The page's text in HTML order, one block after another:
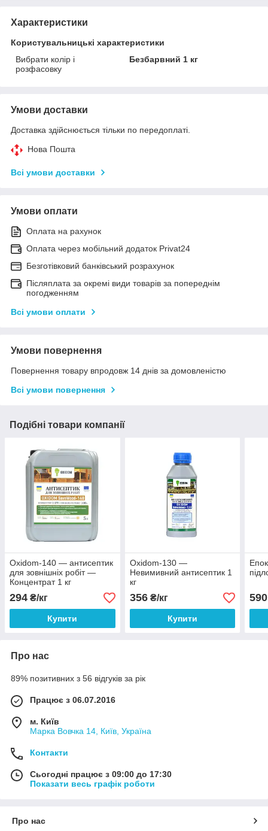
Характеристики
Користувальницькі характеристики
Вибрати колір і
розфасовку
Безбарвний 1 кг
Умови доставки
Доставка здійснюється тільки по передоплаті.
Нова Пошта
Всі умови доставки
Умови оплати
Оплата на рахунок
Оплата через мобільний додаток Privat24
Безготівковий банківський розрахунок
Післяплата за окремі види товарів за попереднім
погодженням
Всі умови оплати
Умови повернення
Повернення товару впродовж 14 днів за домовленістю
Всі умови повернення
Подібні товари компанії
Oxidom-140 — антисептик
для зовнішніх робіт —
Концентрат 1 кг
294 ₴/кг
Купити
Oxidom-130 —
Невимивний антисептик 1
кг
356₴/кг
Купити
590
Про нас
89% позитивних з 56 відгуків за рік
Працює з 06.07.2016
м. Київ
Марка Вовчка 14, Київ, Україна
Контакти
Сьогодні працює з 09:00 до 17:30
Показати весь графік роботи
Про нас